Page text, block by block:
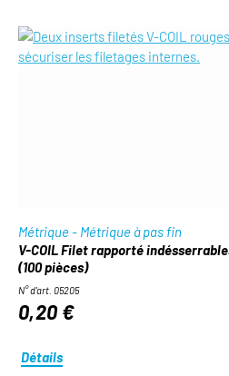
Métrique - Métrique à pas fin
V-COIL Filet rapporté
(100 pièces)
N° d'art. 05205
0,20 €
Détails